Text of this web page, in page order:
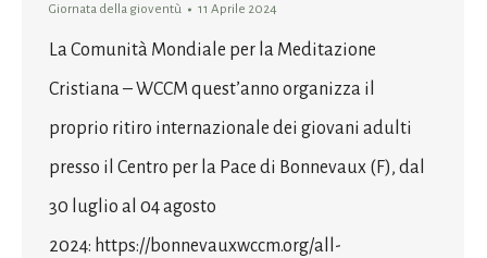
Giornata della gioventù 11 Aprile 2024
La Comunità Mondiale per la Meditazione
Cristiana – WCCM quest’anno organizza il
proprio ritiro internazionale dei giovani adulti
presso il Centro per la Pace di Bonnevaux (F), dal
30 luglio al 04 agosto
2024: https://bonnevauxwccm.org/all-